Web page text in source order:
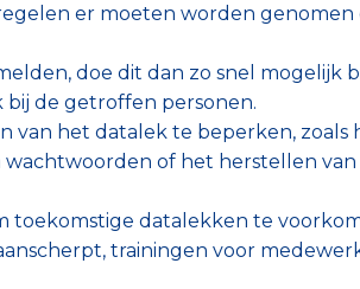
er moeten worden genomen
doe dit dan zo snel mogelijk
de getroffen personen.
van het datalek te beperken, zoals
of het herstellen van
toekomstige datalekken te
trainingen voor